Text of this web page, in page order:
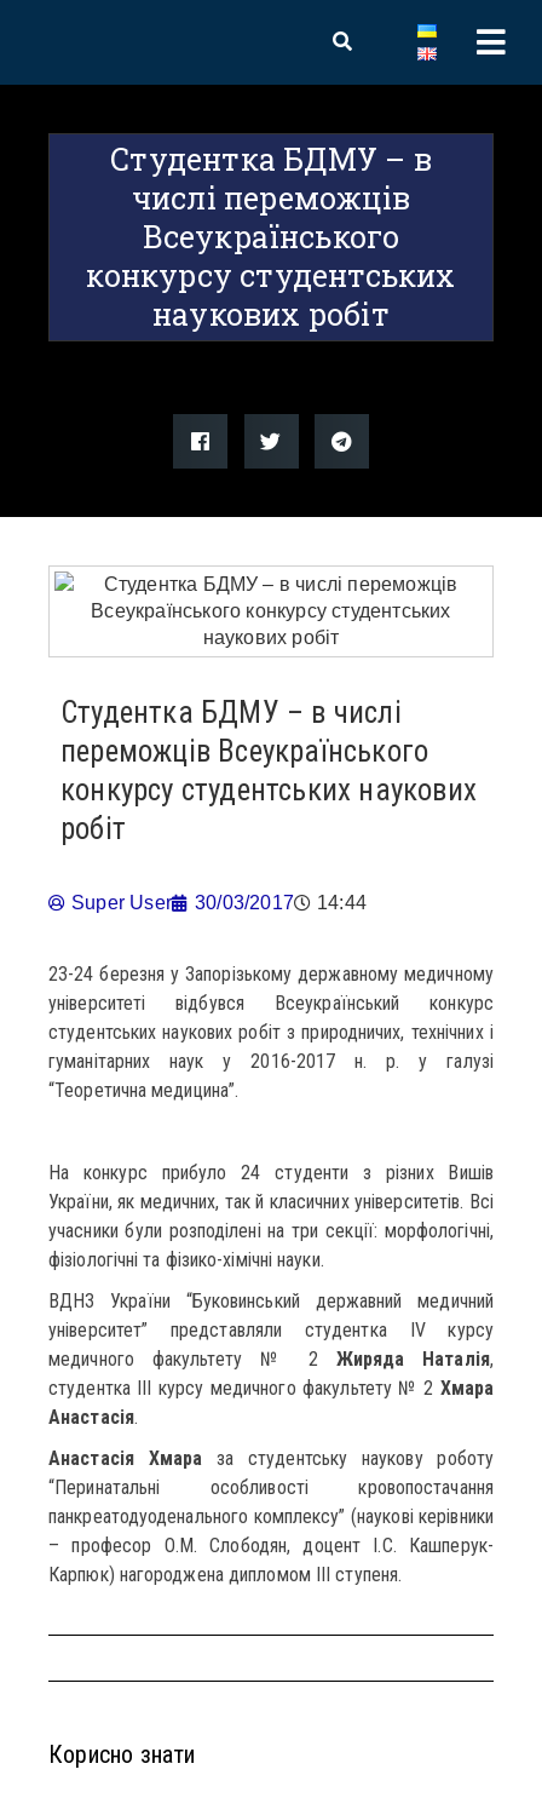
Студентка БДМУ – в
числі переможців
Всеукраїнського
конкурсу студентських
наукових робіт
Студентка БДМУ – в числі
переможців Всеукраїнського
конкурсу студентських наукових
робіт
Super User 30/03/2017 14:44
23-24 березня у Запорізькому державному медичному
університеті відбувся Всеукраїнський конкурс
студентських наукових робіт з природничих, технічних і
гуманітарних наук у 2016-2017 н. р. у галузі
“Теоретична медицина”.
На конкурс прибуло 24 студенти з різних Вишів
України, як медичних, так й класичних університетів. Всі
учасники були розподілені на три секції: морфологічні,
фізіологічні та фізико-хімічні науки.
ВДНЗ України “Буковинський державний медичний
університет” представляли студентка IV курсу
медичного факультету № 2 Жиряда Наталія,
студентка ІІІ курсу медичного факультету № 2 Хмара
Анастасія.
Анастасія Хмара за студентську наукову роботу
“Перинатальні особливості кровопостачання
панкреатодуоденального комплексу” (наукові керівники
– професор О.М. Слободян, доцент І.С. Кашперук-
Карпюк) нагороджена дипломом ІІІ ступеня.
Корисно знати